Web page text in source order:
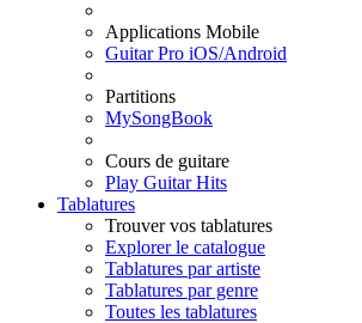
Applications Mobile
Guitar Pro iOS/Android
Partitions
MySongBook
Cours de guitare
Play Guitar Hits
Tablatures
Trouver vos tablatures
Explorer le catalogue
Tablatures par artiste
Tablatures par genre
Toutes les tablatures